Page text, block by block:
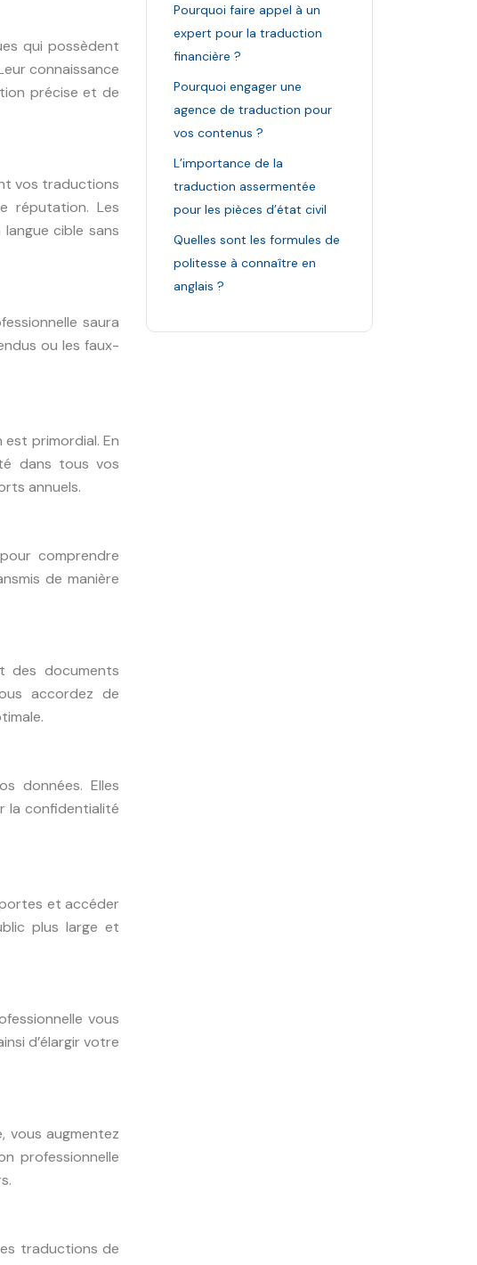
qui possèdent
connaissance
précise et de
vos traductions
réputation. Les
cible sans
saura
ou les faux-
primordial. En
dans tous vos
annuels.
comprendre
de manière
des documents
accordez de
données. Elles
la confidentialité
et accéder
plus large et
vous
d’élargir votre
vous augmentez
professionnelle
traductions de
Pourquoi faire appel à un
expert pour la traduction
financière ?
Pourquoi engager une
agence de traduction pour
vos contenus ?
L’importance de la
traduction assermentée
pour les pièces d’état civil
Quelles sont les formules de
politesse à connaître en
anglais ?